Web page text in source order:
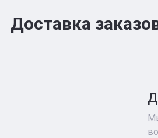
Доставка